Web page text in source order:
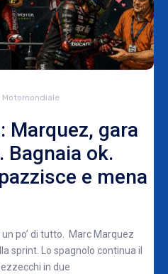
Motomondiale
Marquez, gara
Bagnaia ok.
e mena
po’ di tutto. Marc Marquez
sprint. Lo spagnolo continua il
in due